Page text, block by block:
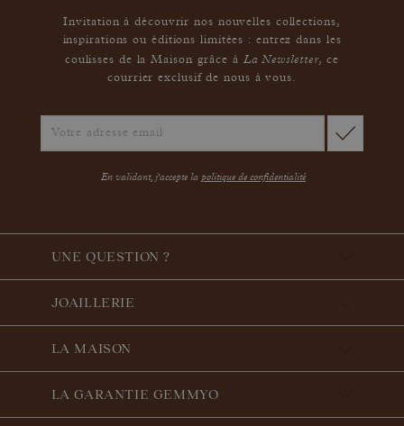
Invitation à découvrir nos nouvelles collections,
inspirations ou éditions limitées : entrez dans les
coulisses de la Maison grâce à La Newsletter,ce
courrier exclusif de nous à vous.
En validant, j'accepte la politique de confidentialité
UNE QUESTION ?
JOAILLERIE
LA MAISON
LA GARANTIE GEMMYO